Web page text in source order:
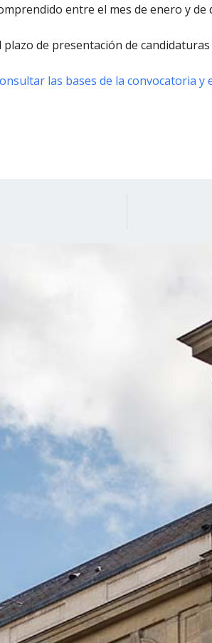
entre el mes de enero y de
plazo de presentación de
las bases de la convocatoria